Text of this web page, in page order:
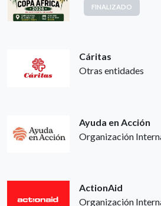
FINALIZADO
Cáritas
Otras entidades
Ayuda en Acción
Organización
ActionAid
Organización